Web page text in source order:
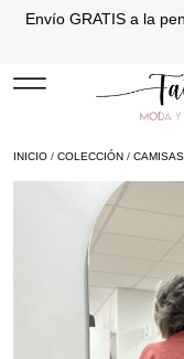
Envío GRATIS a la
INICIO / COLECCIÓN /